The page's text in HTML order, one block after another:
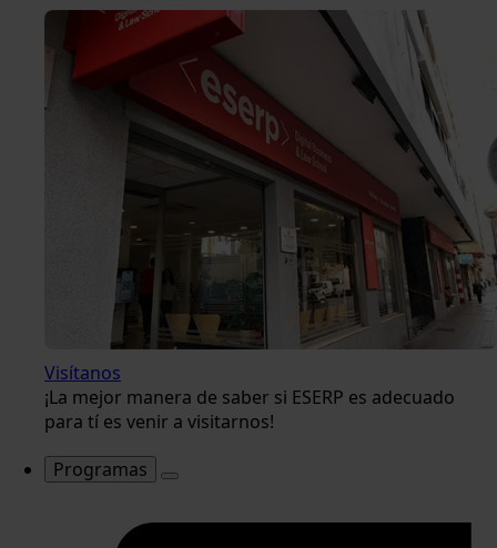
Visítanos
¡La mejor manera de saber si ESERP es adecuado
para tí es venir a visitarnos!
Programas